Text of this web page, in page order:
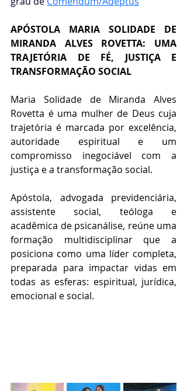
APÓSTOLA MARIA SOLIDADE DE
MIRANDA ALVES ROVETTA: UMA
TRAJETÓRIA DE FÉ, JUSTIÇA E
TRANSFORMAÇÃO SOCIAL
Maria Solidade de Miranda Alves
Rovetta é uma mulher de Deus cuja
trajetória é marcada por excelência,
autoridade espiritual e um
compromisso inegociável com a
justiça e a transformação social.
Apóstola, advogada previdenciária,
assistente social, teóloga e
acadêmica de psicanálise, reúne uma
formação multidisciplinar que a
posiciona como uma líder completa,
preparada para impactar vidas em
todas as esferas: espiritual, jurídica,
emocional e social.